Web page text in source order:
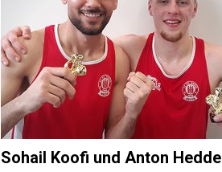
Sohail Koofi und Anton Hedde